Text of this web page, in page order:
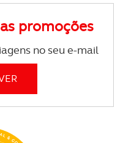
promoções
no seu e-mail